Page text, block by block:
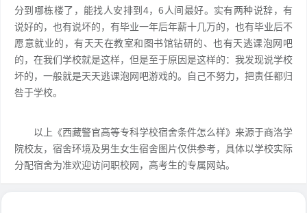
分到哪栋楼了，能找人安排到4，6人间最好。实有两种说辞，有
说好的，也有说坏的，有毕业一年后年薪十几万的，也有毕业后不
愿意就业的，有天天在教室和图书馆钻研的、也有天逃课泡网吧
的，在我们学校就是这样，但是至于原因是这样的：我发现说学校
坏的，一般就是天天逃课泡网吧游戏的。自己不努力，把责任都归
咎于学校。
以上《西藏警官高等专科学校宿舍条件怎么样》来源于商洛学
院校友，宿舍环境及男生女生宿舍图片仅供参考，具体以学校实际
分配宿舍为准欢迎访问职校网，高考生的专属网站。